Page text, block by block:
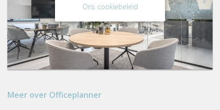
Meer over Officeplanner
Ons cookiebeleid